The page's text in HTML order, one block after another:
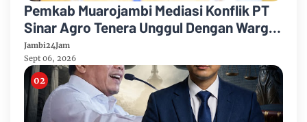
Pemkab Muarojambi Mediasi Konflik PT
Sinar Agro Tenera Unggul Dengan Warga
Sipin Teluk Duren
Jambi24Jam
Sept 06, 2026